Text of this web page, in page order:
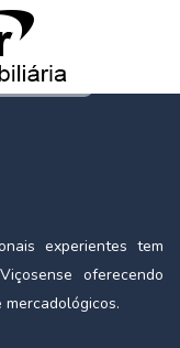
experientes tem
oferecendo